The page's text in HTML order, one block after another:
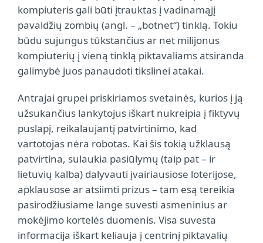
kompiuteris gali būti įtrauktas į vadinamąjį
pavaldžių zombių (angl. – „botnet“) tinklą. Tokiu
būdu sujungus tūkstančius ar net milijonus
kompiuterių į vieną tinklą piktavaliams atsiranda
galimybė juos panaudoti tikslinei atakai.
Antrajai grupei priskiriamos svetainės, kurios į ją
užsukančius lankytojus iškart nukreipia į fiktyvų
puslapį, reikalaujantį patvirtinimo, kad
vartotojas nėra robotas. Kai šis tokią užklausą
patvirtina, sulaukia pasiūlymų (taip pat – ir
lietuvių kalba) dalyvauti įvairiausiose loterijose,
apklausose ar atsiimti prizus – tam esą tereikia
pasirodžiusiame lange suvesti asmeninius ar
mokėjimo kortelės duomenis. Visa suvesta
informacija iškart keliauja į centrinį piktavalių